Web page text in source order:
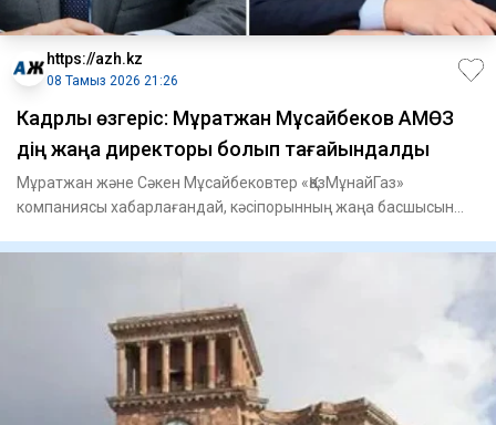
https://azh.kz
08 Тамыз 2026 21:26
Кадрлық өзгеріс: Мұратжан Мұсайбеков АМӨЗ
дің жаңа директоры болып ​тағайындалды
Мұратжан және Сәкен Мұсайбековтер «ҚазМұнайГаз»
компаниясы хабарлағандай, кәсіпорынның жаңа басшысын